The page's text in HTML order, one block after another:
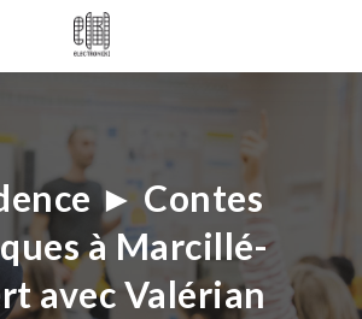
► Contes
à Marcillé-
avec Valérian